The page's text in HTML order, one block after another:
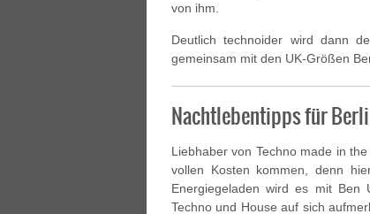
von ihm.
Deutlich technoider wird dann
gemeinsam mit den UK-Größen
Nachtlebentipps für
Liebhaber von Techno made in
vollen Kosten kommen, denn
Energiegeladen wird es mit Ben
Techno und House auf sich